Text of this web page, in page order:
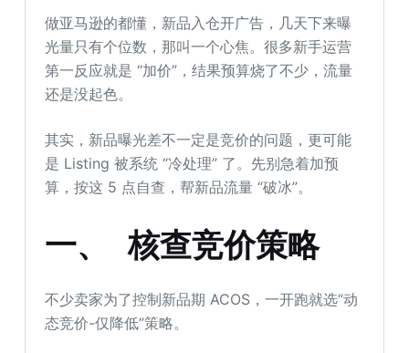
做亚马逊的都懂，新品入仓开广告，几天下来曝
光量只有个位数，那叫一个心焦。很多新手运营
第一反应就是 “加价”，结果预算烧了不少，流量
还是没起色。
其实，新品曝光差不一定是竞价的问题，更可能
是 Listing 被系统 “冷处理” 了。先别急着加预
算，按这 5 点自查，帮新品流量 “破冰”。
一、 核查竞价策略
不少卖家为了控制新品期 ACOS，一开跑就选“动
态竞价-仅降低”策略。